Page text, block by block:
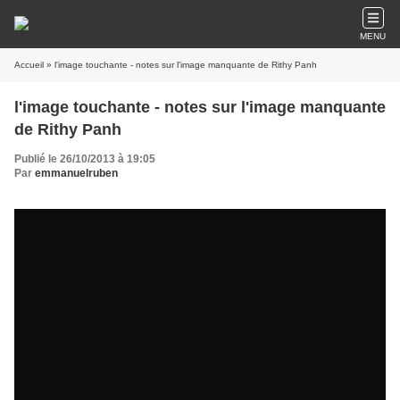
MENU
Accueil » l'image touchante - notes sur l'image manquante de Rithy Panh
l'image touchante - notes sur l'image manquante
de Rithy Panh
Publié le 26/10/2013 à 19:05
Par emmanuelruben